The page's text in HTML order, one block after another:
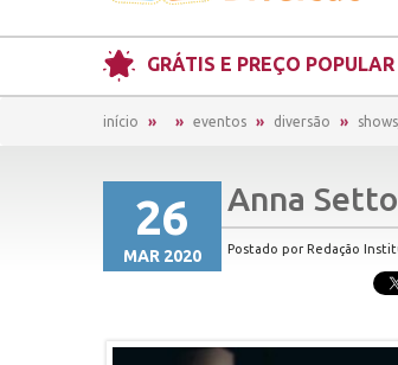
GRÁTIS E PREÇO POPULAR
início eventos diversão
26
MAR 2020
Anna
Postado por Redação